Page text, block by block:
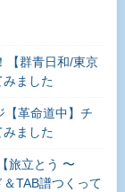
【群青日和/東京
ました
【革命道中】チ
みました
旅立とう 〜
TAB譜つくって